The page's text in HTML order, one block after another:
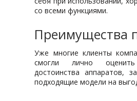
со всеми функциями.
Преимущества
Уже многие клиенты
смогли лично
достоинства аппаратов,
подходящие модели на